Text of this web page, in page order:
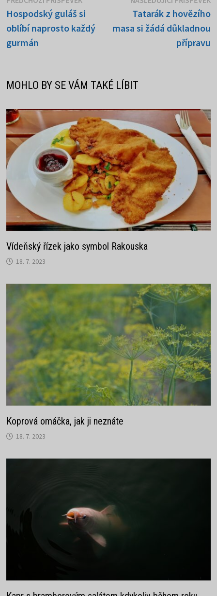
pro
příspěvek
příspěvek:
Hospodský guláš si
oblíbí naprosto každý
gurmán
Tatarák z hovězího
masa si žádá důkladnou
přípravu
MOHLO BY SE VÁM TAKÉ LÍBIT
Vídeňský řízek jako symbol Rakouska
18. 7. 2023
Koprová omáčka, jak ji neznáte
18. 7. 2023